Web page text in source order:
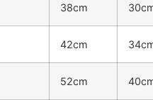
38cm
42cm
52cm